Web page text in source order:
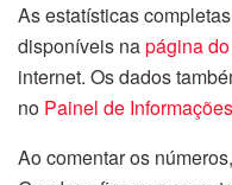
As estatísticas
disponíveis napágina
internet. Os dados
no Painel de Informações
Ao comentar os